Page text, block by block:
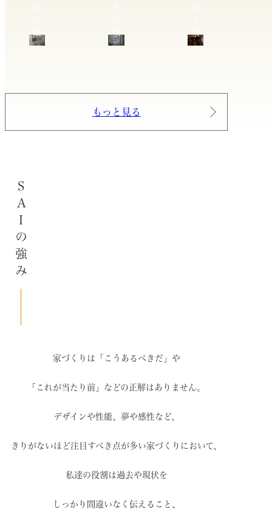
家
家
家
もっと見る
SAIの強み
家づくりは「こうあるべきだ」や
「これが当たり前」などの正解はありません。
デザインや性能、夢や感性など、
きりがないほど注目すべき点が多い家づくりにおいて、
私達の役割は過去や現状を
しっかり間違いなく伝えること、